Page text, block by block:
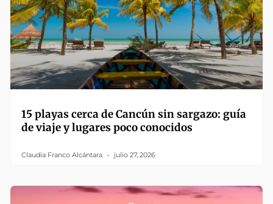
15 playas cerca de Cancún sin sargazo: guía
de viaje y lugares poco conocidos
Claudia Franco Alcántara julio 27, 2026